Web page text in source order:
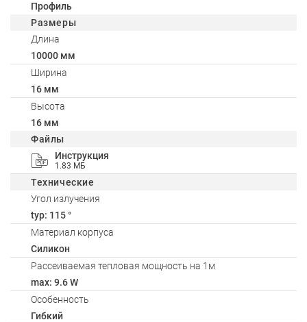
Профиль
Размеры
Длина
10000 мм
Ширина
16 мм
Высота
16 мм
Файлы
Инструкция
1.83 МБ
Технические
Угол излучения
typ: 115 °
Материал корпуса
Силикон
Рассеиваемая тепловая мощность на 1м
max: 9.6 W
Особенность
Гибкий